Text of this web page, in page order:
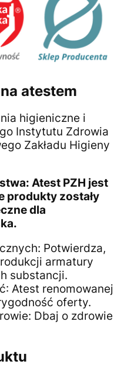
atestem
higieniczne i
Instytutu Zdrowia
Zakładu Higieny
Atest PZH jest
produkty zostały
dla
Potwierdza,
armatury
substancji.
Atest renomowanej
oferty.
Dbaj o zdrowie